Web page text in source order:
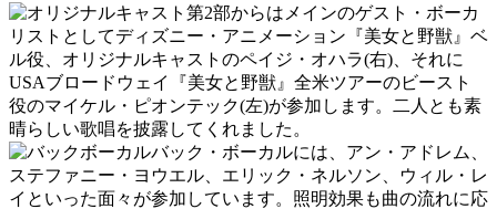
第2部からはメインのゲスト・ボーカ
リストとしてディズニー・アニメーション『美女と野獣』ベ
ル役、オリジナルキャストのペイジ・オハラ(右)、それに
USAブロードウェイ『美女と野獣』全米ツアーのビースト
役のマイケル・ピオンテック(左)が参加します。二人とも素
晴らしい歌唱を披露してくれました。
バック・ボーカルには、アン・アドレム、
ステファニー・ヨウエル、エリック・ネルソン、ウィル・レ
イといった面々が参加しています。照明効果も曲の流れに応